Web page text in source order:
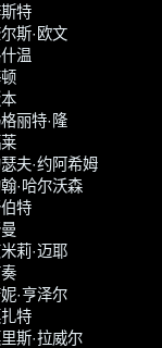
特
斯·欧文
温
丽特·隆
夫·约阿希姆
·哈尔沃森
特
莉·迈耶
·亨泽尔
特
斯·拉威尔